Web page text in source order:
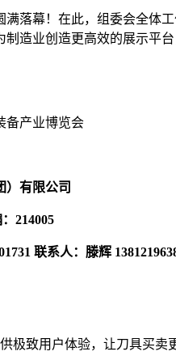
满落幕！在此，组委会全体
造业创造更高效的展示平
备产业博览会
）有限公司
214005
联系人：滕辉
极致用户体验，让刀具买卖